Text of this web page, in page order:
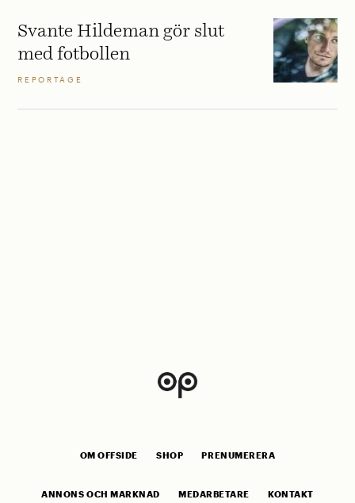
Svante Hildeman gör slut
med fotbollen
REPORTAGE
OM OFFSIDE SHOP PRENUMERERA
ANNONS OCH MARKNAD MEDARBETARE KONTAKT